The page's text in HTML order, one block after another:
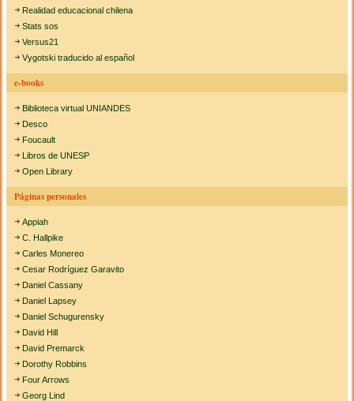
Realidad educacional chilena
Stats sos
Versus21
Vygotski traducido al español
e-books
Biblioteca virtual UNIANDES
Desco
Foucault
Libros de UNESP
Open Library
Páginas personales
Appiah
C. Hallpike
Carles Monereo
Cesar Rodríguez Garavito
Daniel Cassany
Daniel Lapsey
Daniel Schugurensky
David Hill
David Premarck
Dorothy Robbins
Four Arrows
Georg Lind